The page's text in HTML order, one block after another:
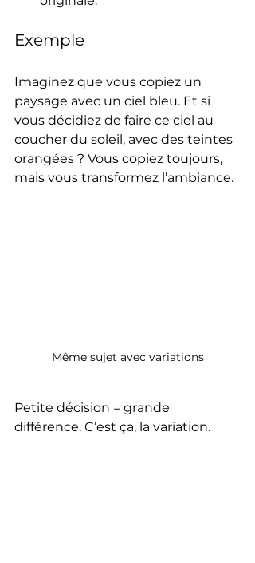
Exemple
Imaginez que vous copiez un
paysage avec un ciel bleu. Et si
vous décidiez de faire ce ciel au
coucher du soleil, avec des teintes
orangées ? Vous copiez toujours,
mais vous transformez l’ambiance.
Même sujet avec variations
Petite décision = grande
différence. C’est ça, la variation.